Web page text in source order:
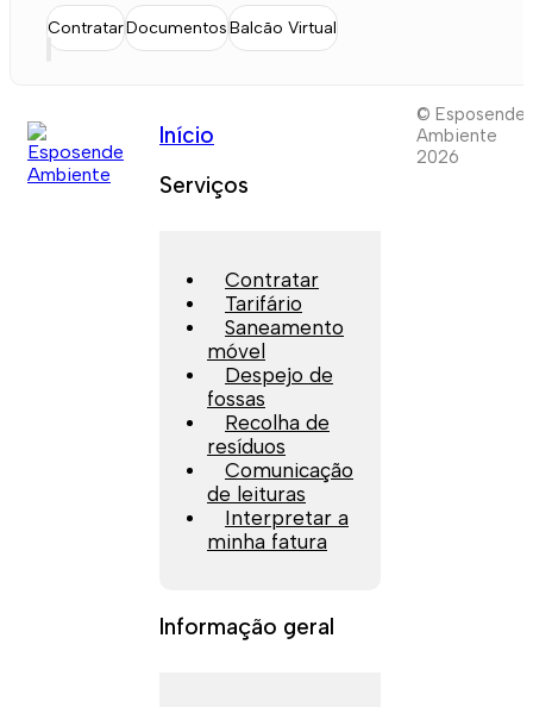
ContratarDocumentosBalcão Virtual
Início
Serviços
Contratar
Tarifário
Saneamento
móvel
Despejo de
fossas
Recolha de
resíduos
Comunicação
de leituras
Interpretar a
minha fatura
Informação geral
© Esposende
Ambiente
2026